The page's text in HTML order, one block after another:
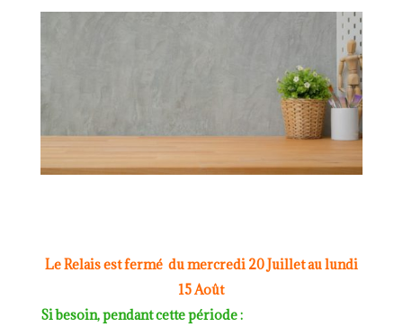
Le Relais est fermé du mercredi 20 Juillet au lundi
15 Août
Si besoin, pendant cette période :